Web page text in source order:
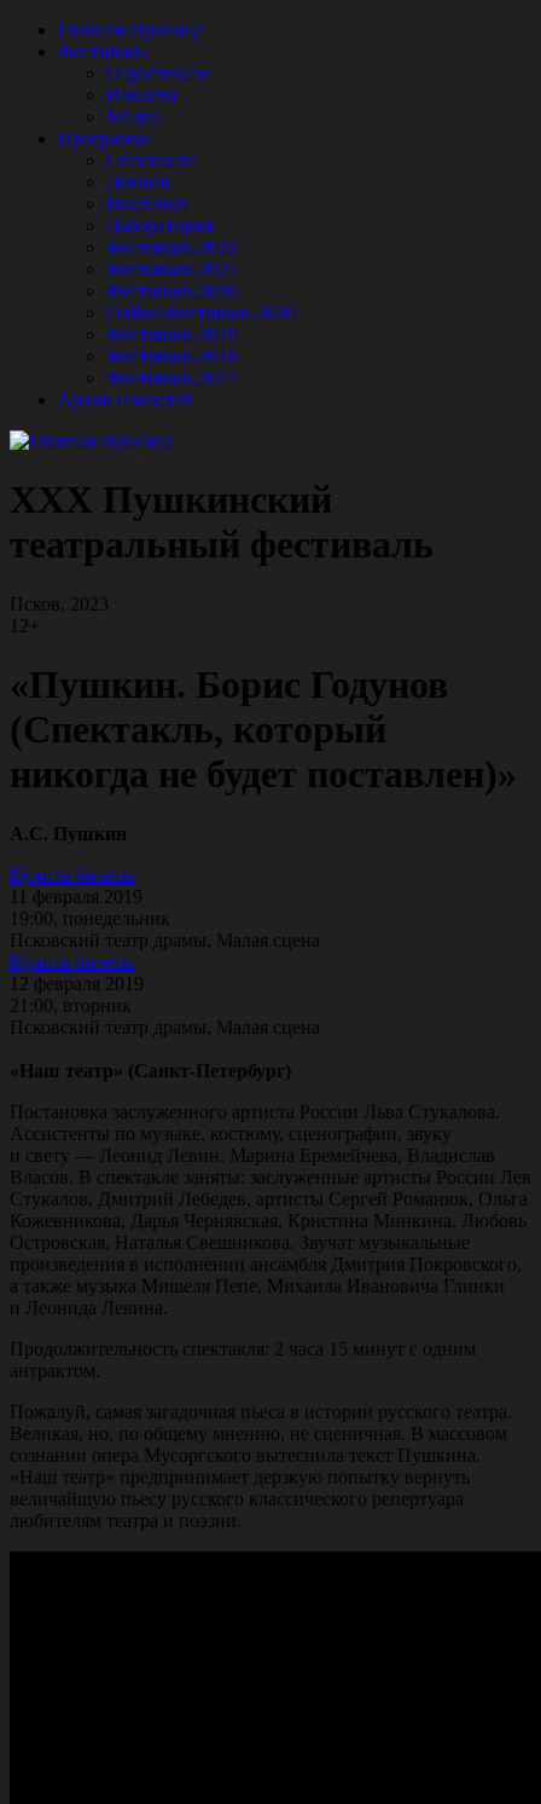
Главная страница
Фестиваль
О фестивале
Новости
Медиа
Программа
Спектакли
Лекции
Выставки
Лаборатория
Фестиваль 2022
Фестиваль 2021
Фестиваль 2020
Online-Фестиваль 2020
Фестиваль 2019
Фестиваль 2018
Фестиваль 2017
Архив новостей
XXX Пушкинский
театральный фестиваль
Псков, 2023
12+
«Пушкин. Борис Годунов
(Спектакль, который
никогда не будет поставлен)»
А.С. Пушкин
Купить билеты
11 февраля 2019
19:00, понедельник
Псковский театр драмы, Малая сцена
Купить билеты
12 февраля 2019
21:00, вторник
Псковский театр драмы, Малая сцена
«Наш театр» (Санкт-Петербург)
Постановка заслуженного артиста России Льва Стукалова.
Ассистенты по музыке, костюму, сценографии, звуку
и свету — Леонид Левин, Марина Еремейчева, Владислав
Власов. В спектакле заняты: заслуженные артисты России Лев
Стукалов, Дмитрий Лебедев, артисты Сергей Романюк, Ольга
Кожевникова, Дарья Чернявская, Кристина Минкина, Любовь
Островская, Наталья Свешникова. Звучат музыкальные
произведения в исполнении ансамбля Дмитрия Покровского,
а также музыка Мишеля Пепе, Михаила Ивановича Глинки
и Леонида Левина.
Продолжительность спектакля: 2 часа 15 минут с одним
антрактом.
Пожалуй, самая загадочная пьеса в истории русского театра.
Великая, но, по общему мнению, не сценичная. В массовом
сознании опера Мусоргского вытеснила текст Пушкина.
«Наш театр» предпринимает дерзкую попытку вернуть
величайшую пьесу русского классического репертуара
любителям театра и поэзии.